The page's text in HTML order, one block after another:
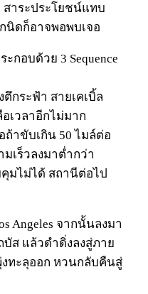
สาระประโยชน์แทบ
นิดก็อาจพอพบเจอ
กอบด้วย 3 Sequence
กระฟ้า สายเคเบิ้ล
เวลาอีกไม่มาก
าขับเกิน 50 ไมล์ต่อ
เร็วลงมาต่ำกว่า
มไม่ได้ สถานีต่อไป
Angeles จากนั้นลงมา
บัส แล้วดำดิ่งลงสู่ภาย
ทะลุออก หวนกลับคืนสู่